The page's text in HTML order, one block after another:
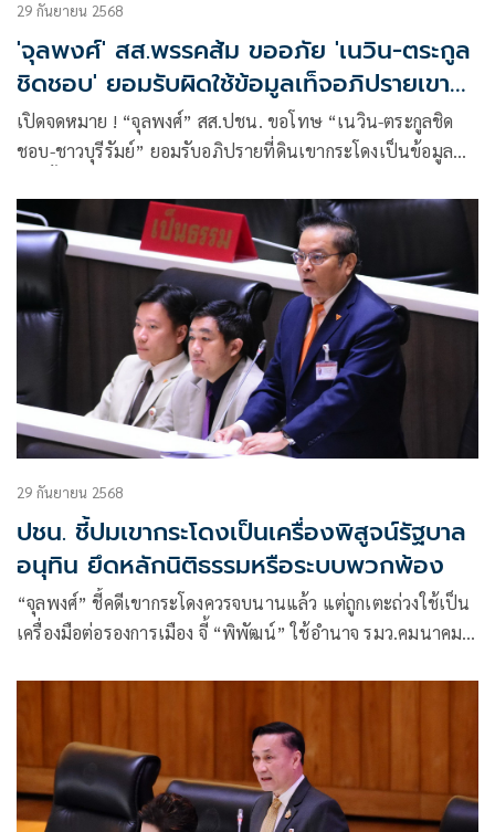
29 กันยายน 2568
'จุลพงศ์' สส.พรรคส้ม ขออภัย 'เนวิน-ตระกูล
ชิดชอบ' ยอมรับผิดใช้ข้อมูลเท็จอภิปรายเขา
กระโดง
เปิดจดหมาย ! “จุลพงศ์” สส.ปชน. ขอโทษ “เนวิน-ตระกูลชิด
ชอบ-ชาวบุรีรัมย์” ยอมรับอภิปรายที่ดินเขากระโดงเป็นข้อมูล
วัน แสดงความรับผิดชอบ
29 กันยายน 2568
ปชน. ชี้ปมเขากระโดงเป็นเครื่องพิสูจน์รัฐบาล
อนุทิน ยึดหลักนิติธรรมหรือระบบพวกพ้อง
“จุลพงศ์” ชี้คดีเขากระโดงควรจบนานแล้ว แต่ถูกเตะถ่วงใช้เป็น
เครื่องมือต่อรองการเมือง จี้ “พิพัฒน์” ใช้อำนาจ รมว.คมนาคม